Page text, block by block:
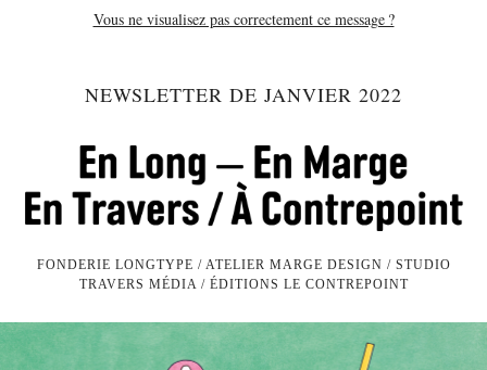
Vous ne visualisez pas correctement ce message ?
NEWSLETTER DE JANVIER 2022
FONDERIE LONGTYPE / ATELIER MARGE DESIGN /STUDIO
TRAVERS MÉDIA / ÉDITIONS LE CONTREPOINT